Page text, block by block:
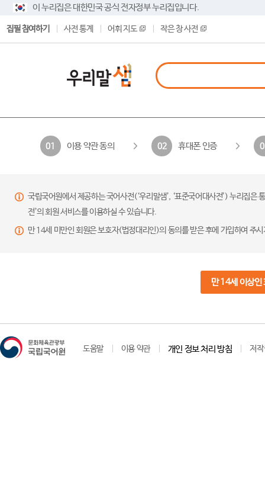
이 누리집은 대한민국 공식 전자정부 누리집입니다.
집필 참여하기 사전 통계 어휘 지도 작은 창 사전
01 이용 약관 동의 02 휴대폰 인증
국립국어원에서 제공하는 국어사전(‘우리말샘’, ‘표준국어대사전’) 누리집
전’의 회원 서비스를 이용하실 수 있습니다.
만 14세 미만인 회원은 보호자(법정대리인)의 동의를 받은 후에 가입하여 주
만 14세 이상인
도움말 이용 약관 개인 정보 처리 방침 저